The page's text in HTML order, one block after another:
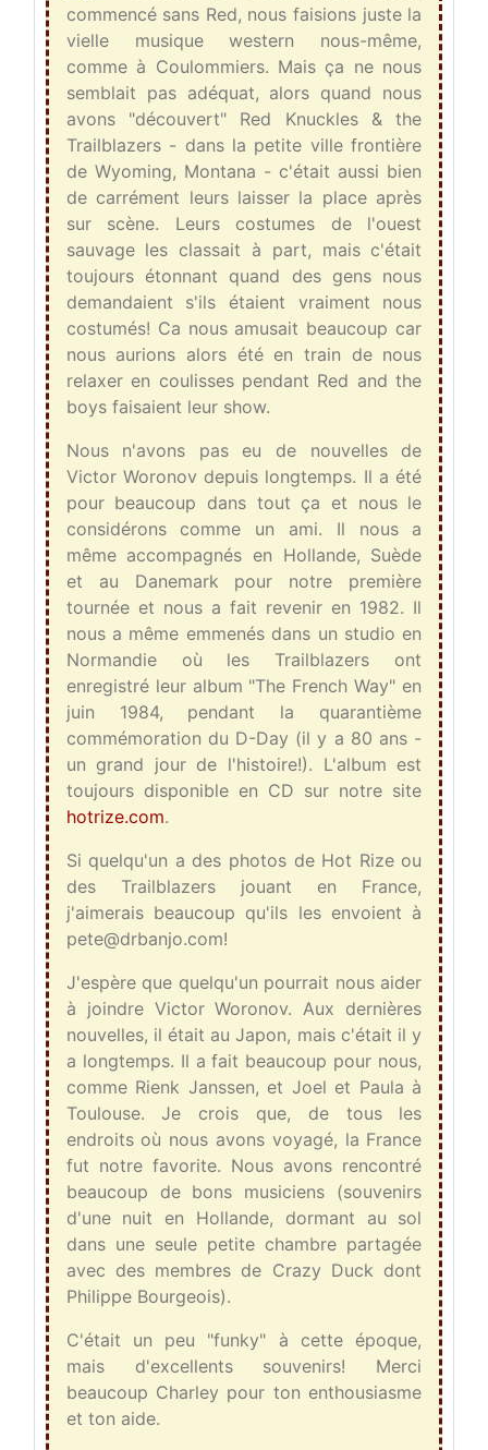
commencé sans Red, nous faisions juste la
vielle musique western nous-même,
comme à Coulommiers. Mais ça ne nous
semblait pas adéquat, alors quand nous
avons "découvert" Red Knuckles & the
Trailblazers - dans la petite ville frontière
de Wyoming, Montana - c'était aussi bien
de carrément leurs laisser la place après
sur scène. Leurs costumes de l'ouest
sauvage les classait à part, mais c'était
toujours étonnant quand des gens nous
demandaient s'ils étaient vraiment nous
costumés! Ca nous amusait beaucoup car
nous aurions alors été en train de nous
relaxer en coulisses pendant Red and the
boys faisaient leur show.
Nous n'avons pas eu de nouvelles de
Victor Woronov depuis longtemps. Il a été
pour beaucoup dans tout ça et nous le
considérons comme un ami. Il nous a
même accompagnés en Hollande, Suède
et au Danemark pour notre première
tournée et nous a fait revenir en 1982. Il
nous a même emmenés dans un studio en
Normandie où les Trailblazers ont
enregistré leur album "The French Way" en
juin 1984, pendant la quarantième
commémoration du D-Day (il y a 80 ans -
un grand jour de l'histoire!). L'album est
toujours disponible en CD sur notre site
hotrize.com.
Si quelqu'un a des photos de Hot Rize ou
des Trailblazers jouant en France,
j'aimerais beaucoup qu'ils les envoient à
pete@drbanjo.com!
J'espère que quelqu'un pourrait nous aider
à joindre Victor Woronov. Aux dernières
nouvelles, il était au Japon, mais c'était il y
a longtemps. Il a fait beaucoup pour nous,
comme Rienk Janssen, et Joel et Paula à
Toulouse. Je crois que, de tous les
endroits où nous avons voyagé, la France
fut notre favorite. Nous avons rencontré
beaucoup de bons musiciens (souvenirs
d'une nuit en Hollande, dormant au sol
dans une seule petite chambre partagée
avec des membres de Crazy Duck dont
Philippe Bourgeois).
C'était un peu "funky" à cette époque,
mais d'excellents souvenirs! Merci
beaucoup Charley pour ton enthousiasme
et ton aide.